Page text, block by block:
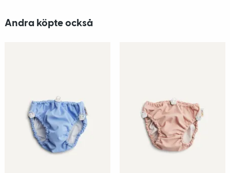
Andra köpte också